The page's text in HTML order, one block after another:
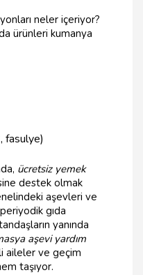
neler içeriyor?
ürünleri kumanya
fasulye)
ücretsiz yemek
destek olmak
aşevleri ve
gıda
yanında
aşevi yardım
aileler ve geçim
taşıyor.